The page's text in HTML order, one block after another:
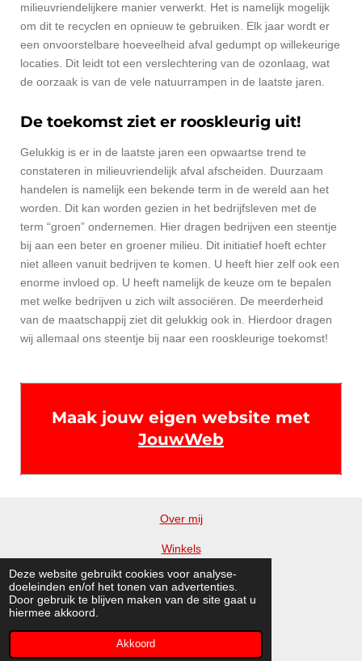
Deze website gebruikt cookies voor analyse-
doeleinden en/of het tonen van advertenties.
Door gebruik te blijven maken van de site gaat u
hiermee akkoord.
Akkoord
milieuvriendelijkere manier verwerkt. Het is namelijk mogelijk
om dit te recyclen en opnieuw te gebruiken. Elk jaar wordt er
een onvoorstelbare hoeveelheid afval gedumpt op willekeurige
locaties. Dit leidt tot een verslechtering van de ozonlaag, wat
de oorzaak is van de vele natuurrampen in de laatste jaren.
De toekomst ziet er rooskleurig uit!
Gelukkig is er in de laatste jaren een opwaartse trend te
constateren in milieuvriendelijk afval afscheiden. Duurzaam
handelen is namelijk een bekende term in de wereld aan het
worden. Dit kan worden gezien in het bedrijfsleven met de
term “groen” ondernemen. Hier dragen bedrijven een steentje
bij aan een beter en groener milieu. Dit initiatief hoeft echter
niet alleen vanuit bedrijven te komen. U heeft hier zelf ook een
enorme invloed op. U heeft namelijk de keuze om te bepalen
met welke bedrijven u zich wilt associëren. De meerderheid
van de maatschappij ziet dit gelukkig ook in. Hierdoor dragen
wij allemaal ons steentje bij naar een rooskleurige toekomst!
Maak jouw eigen website met
JouwWeb
Over mij
Winkels
Blog
JouwWeb